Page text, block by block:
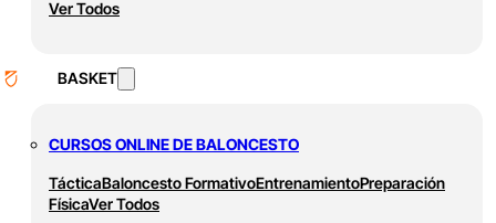
Ver Todos
BASKET
CURSOS ONLINE DE BALONCESTO
TácticaBaloncesto FormativoEntrenamientoPreparación
FísicaVer Todos